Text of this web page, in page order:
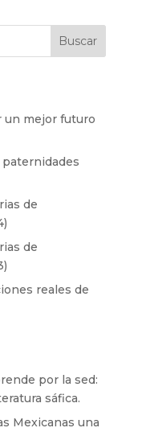
Buscar
un mejor futuro
paternidades
de
de
reales de
por la sed:
sáfica.
Mexicanas una